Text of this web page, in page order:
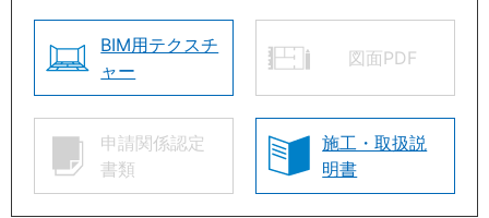
BIM用テクスチ
ャー
図面PDF
申請関係認定
書類
施工・取扱説
明書